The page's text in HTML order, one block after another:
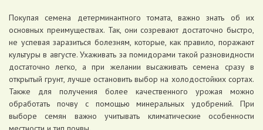
Покупая семена детерминантного томата, важно знать об их
основных преимуществах. Так, они созревают достаточно быстро,
не успевая заразиться болезням, которые, как правило, поражают
культуры в августе. Ухаживать за помидорами такой разновидности
достаточно легко, а при желании высаживать семена сразу в
открытый грунт, лучше остановить выбор на холодостойких сортах.
Также для получения более качественного урожая можно
обработать почву с помощью минеральных удобрений. При
выборе семян важно учитывать климатические особенности